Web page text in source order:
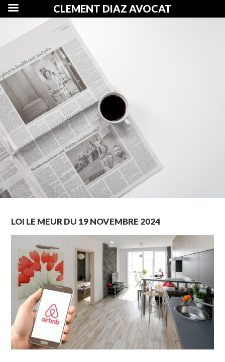
LOI LE MEUR DU 19 NOVEMBRE 2024
CLEMENT DIAZ AVOCAT